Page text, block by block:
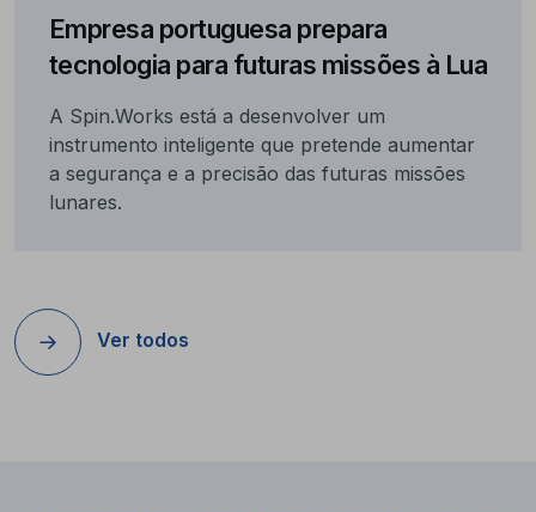
Empresa portuguesa prepara
tecnologia para futuras missões à Lua
A Spin.Works está a desenvolver um
instrumento inteligente que pretende aumentar
a segurança e a precisão das futuras missões
lunares.
Ver todos